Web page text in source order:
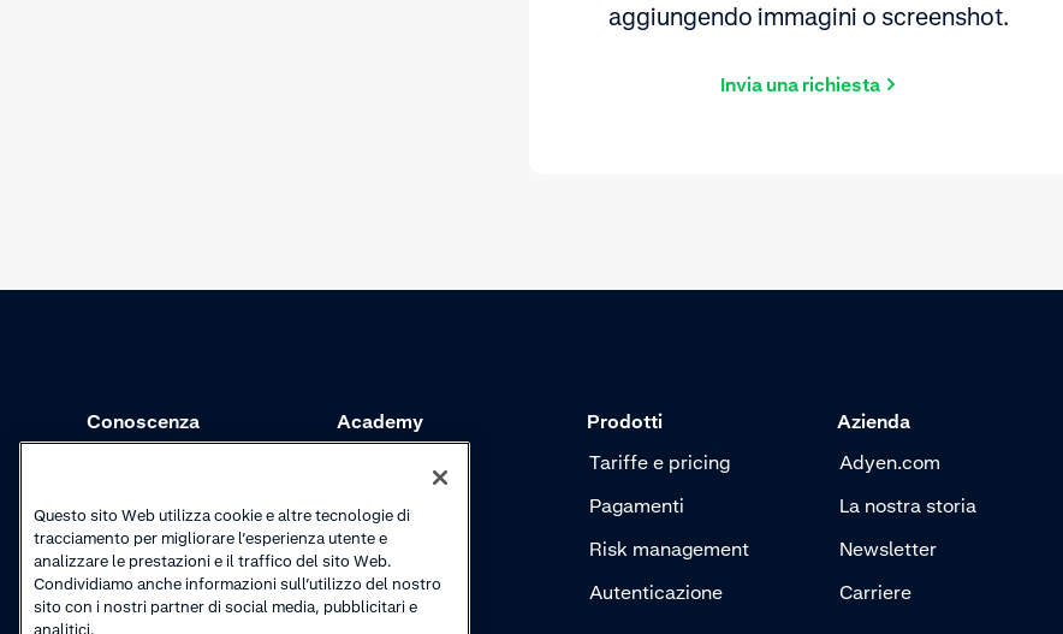
aggiungendo immagini o screenshot.
Invia una richiesta
Conoscenza
Aggiornamenti sui
prodotti
Academy
Video tutorial
Prodotti
Tariffe e pricing
Pagamenti
Risk management
Autenticazione
Azienda
Adyen.com
La nostra storia
Newsletter
Carriere
Questo sito Web utilizza cookie e altre tecnologie di
tracciamento per migliorare l’esperienza utente e
analizzare le prestazioni e il traffico del sito Web.
Condividiamo anche informazioni sull’utilizzo del nostro
sito con i nostri partner di social media, pubblicitari e
analitici.